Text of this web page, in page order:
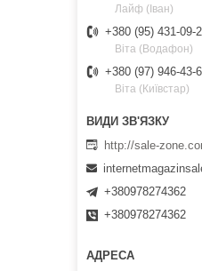
Лайф (Іван)
+380 (95) 431-09-
Віта (Водафон)
+380 (97) 946-43-
Віта (Київстар)
http://sale-
+380978274362
+380978274362